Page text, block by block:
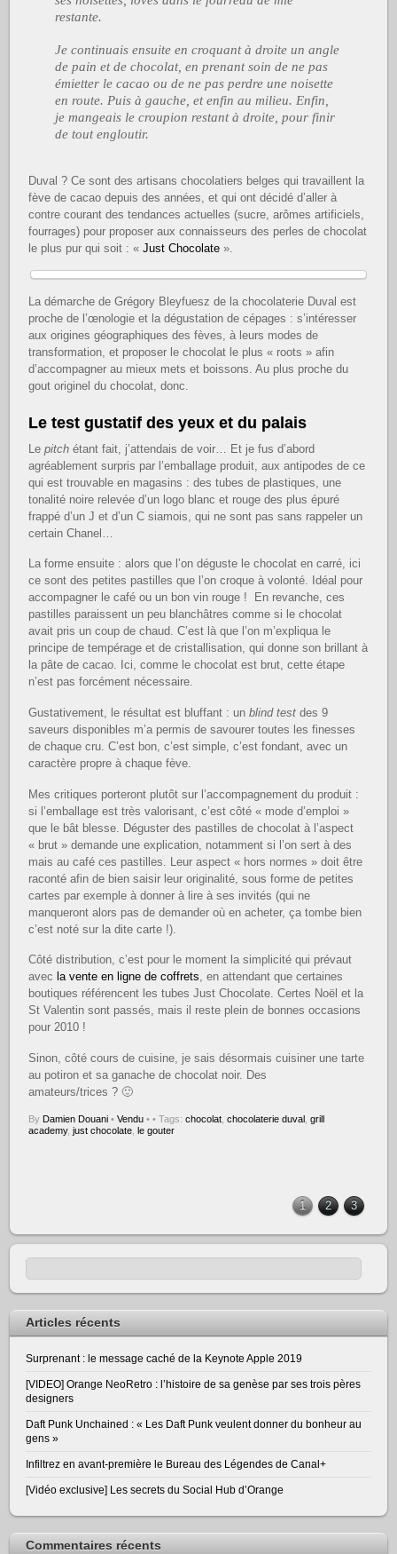
restante.
Je continuais ensuite en croquant à droite un angle
de pain et de chocolat, en prenant soin de ne pas
émietter le cacao ou de ne pas perdre une noisette
en route. Puis à gauche, et enfin au milieu. Enfin,
je mangeais le croupion restant à droite, pour finir
de tout engloutir.
Duval ? Ce sont des artisans chocolatiers belges qui travaillent la
fève de cacao depuis des années, et qui ont décidé d’aller à
contre courant des tendances actuelles (sucre, arômes artificiels,
fourrages) pour proposer aux connaisseurs des perles de chocolat
le plus pur qui soit : «Just Chocolate ».
La démarche de Grégory Bleyfuesz de la chocolaterie Duval est
proche de l’œnologie et la dégustation de cépages : s’intéresser
aux origines géographiques des fèves, à leurs modes de
transformation, et proposer le chocolat le plus « roots » afin
d’accompagner au mieux mets et boissons. Au plus proche du
gout originel du chocolat, donc.
Le test gustatif des yeux et du palais
Lepitch étant fait, j’attendais de voir… Et je fus d’abord
agréablement surpris par l’emballage produit, aux antipodes de ce
qui est trouvable en magasins : des tubes de plastiques, une
tonalité noire relevée d’un logo blanc et rouge des plus épuré
frappé d’un J et d’un C siamois, qui ne sont pas sans rappeler un
certain Chanel…
La forme ensuite : alors que l’on déguste le chocolat en carré, ici
ce sont des petites pastilles que l’on croque à volonté. Idéal pour
accompagner le café ou un bon vin rouge ! En revanche, ces
pastilles paraissent un peu blanchâtres comme si le chocolat
avait pris un coup de chaud. C’est là que l’on m’expliqua le
principe de tempérage et de cristallisation, qui donne son brillant à
la pâte de cacao. Ici, comme le chocolat est brut, cette étape
n’est pas forcément nécessaire.
Gustativement, le résultat est bluffant : unblind test des 9
saveurs disponibles m’a permis de savourer toutes les finesses
de chaque cru. C’est bon, c’est simple, c’est fondant, avec un
caractère propre à chaque fève.
Mes critiques porteront plutôt sur l’accompagnement du produit :
si l’emballage est très valorisant, c’est côté « mode d’emploi »
que le bât blesse. Déguster des pastilles de chocolat à l’aspect
« brut » demande une explication, notamment si l’on sert à des
mais au café ces pastilles. Leur aspect « hors normes » doit être
raconté afin de bien saisir leur originalité, sous forme de petites
cartes par exemple à donner à lire à ses invités (qui ne
manqueront alors pas de demander où en acheter, ça tombe bien
c’est noté sur la dite carte !).
Côté distribution, c’est pour le moment la simplicité qui prévaut
avec la vente en ligne de coffrets, en attendant que certaines
boutiques référencent les tubes Just Chocolate. Certes Noël et la
St Valentin sont passés, mais il reste plein de bonnes occasions
pour 2010 !
Sinon, côté cours de cuisine, je sais désormais cuisiner une tarte
au potiron et sa ganache de chocolat noir. Des
amateurs/trices ? 🙂
By Damien Douani • Vendu • • Tags:chocolat ,chocolaterie duval ,grill
academy,just chocolate ,le gouter
1 2 3
Articles récents
Surprenant : le message caché de la Keynote Apple 2019
[VIDEO] Orange NeoRetro : l’histoire de sa genèse par ses trois pères
designers
Daft Punk Unchained : « Les Daft Punk veulent donner du bonheur au
gens »
Infiltrez en avant-première le Bureau des Légendes de Canal+
[Vidéo exclusive] Les secrets du Social Hub d’Orange
Commentaires récents